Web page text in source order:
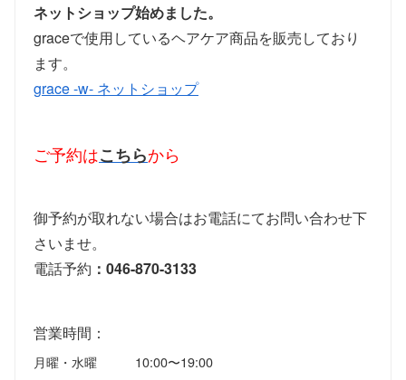
ネットショップ始めました。
graceで使用しているヘアケア商品を販売しており
ます。
grace -w- ネットショップ
ご予約はこちらから
御予約が取れない場合はお電話にてお問い合わせ下
さいませ。
電話予約 ：046-870-3133
営業時間：
月曜・水曜
10:00〜19:00